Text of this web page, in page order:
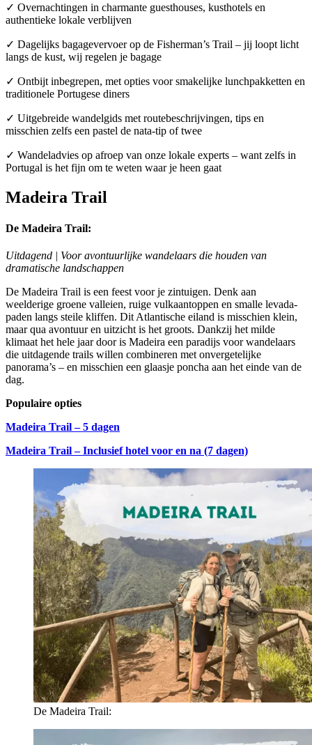
✓ Overnachtingen in charmante guesthouses, kusthotels en
authentieke lokale verblijven
✓ Dagelijks bagagevervoer op de Fisherman’s Trail – jij loopt licht
langs de kust, wij regelen je bagage
✓ Ontbijt inbegrepen, met opties voor smakelijke lunchpakketten en
traditionele Portugese diners
✓ Uitgebreide wandelgids met routebeschrijvingen, tips en
misschien zelfs een pastel de nata-tip of twee
✓ Wandeladvies op afroep van onze lokale experts – want zelfs in
Portugal is het fijn om te weten waar je heen gaat
Madeira Trail
De Madeira Trail:
Uitdagend | Voor avontuurlijke wandelaars die houden van
dramatische landschappen
De Madeira Trail is een feest voor je zintuigen. Denk aan
weelderige groene valleien, ruige vulkaantoppen en smalle levada-
paden langs steile kliffen. Dit Atlantische eiland is misschien klein,
maar qua avontuur en uitzicht is het groots. Dankzij het milde
klimaat het hele jaar door is Madeira een paradijs voor wandelaars
die uitdagende trails willen combineren met onvergetelijke
panorama’s – en misschien een glaasje poncha aan het einde van de
dag.
Populaire opties
Madeira Trail – 5 dagen
Madeira Trail – Inclusief hotel voor en na (7 dagen)
De Madeira Trail: